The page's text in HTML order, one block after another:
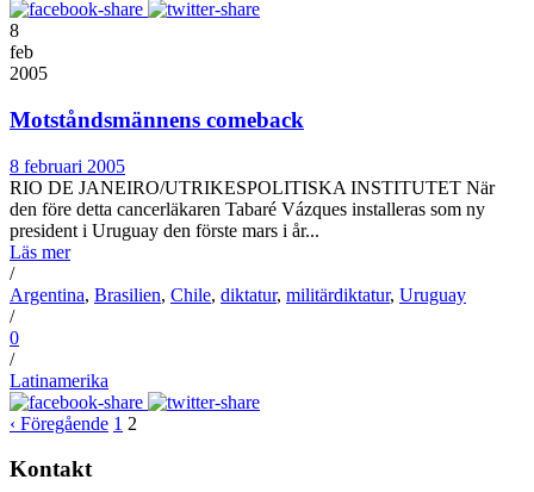
8
feb
2005
Motståndsmännens comeback
8 februari 2005
RIO DE JANEIRO/UTRIKESPOLITISKA INSTITUTET När
den före detta cancerläkaren Tabaré Vázques installeras som ny
president i Uruguay den förste mars i år...
Läs mer
/
Argentina, Brasilien, Chile, diktatur, militärdiktatur, Uruguay
/
0
/
Latinamerika
‹ Föregående 1 2
Kontakt